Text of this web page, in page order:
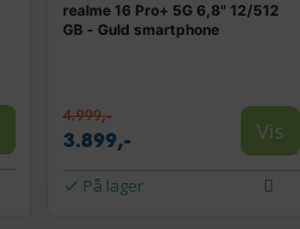
realme 16 Pro+ 5G 6,8" 12/512
GB - Guld smartphone
4.999,-
3.899,- Vis
På lager